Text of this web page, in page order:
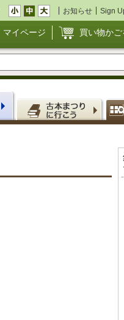
お知らせ Sign
マイページ 買い物かご